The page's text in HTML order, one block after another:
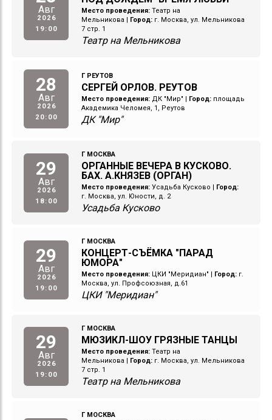
Авг
2026
19:00
Место проведения: Театр на
Мельникова
Город: г. Москва, ул. Мельникова
7 стр. 1
Театр на Мельникова
28
Авг
2026
20:00
Г РЕУТОВ
СЕРГЕЙ ОРЛОВ. РЕУТОВ
Место проведения: ДК "Мир" | Город: площадь
Академика Челомея, 1, Реутов
ДК "Мир"
29
Авг
2026
18:00
Г МОСКВА
ОРГАННЫЕ ВЕЧЕРА В КУСКОВО.
БАХ. А.КНЯЗЕВ (ОРГАН)
Место проведения: Усадьба Кусково
Город:
г. Москва, ул. Юности, д. 2
Усадьба Кусково
29
Авг
2026
19:00
Г МОСКВА
КОНЦЕРТ-СЪЁМКА "ПАРАД
ЮМОРА"
Место проведения: ЦКИ "Меридиан" Город: г.
Москва, ул. Профсоюзная, д.61
ЦКИ "Меридиан"
29
Авг
2026
19:00
Г МОСКВА
МЮЗИКЛ-ШОУ ГРЯЗНЫЕ ТАНЦЫ
Место проведения: Театр на
Мельникова
Город: г. Москва, ул. Мельникова
7 стр. 1
Театр на Мельникова
Г МОСКВА